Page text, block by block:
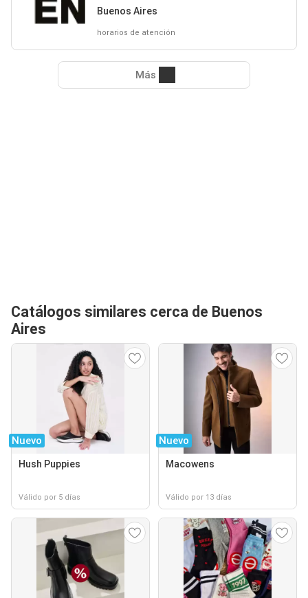
Buenos Aires
horarios de atención
Más
Catálogos similares cerca de Buenos
Aires
Nuevo
Hush Puppies
Válido por 5 días
Nuevo
Macowens
Válido por 13 días